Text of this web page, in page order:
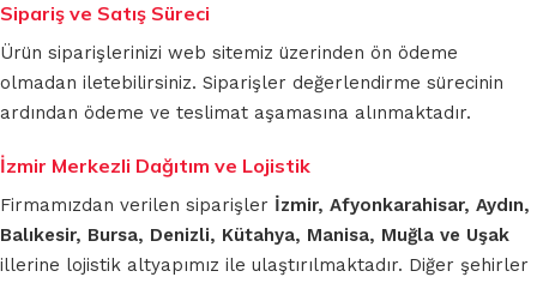
Sipariş ve Satış Süreci
Ürün siparişlerinizi web sitemiz üzerinden ön ödeme
olmadan iletebilirsiniz. Siparişler değerlendirme sürecinin
ardından ödeme ve teslimat aşamasına alınmaktadır.
İzmir Merkezli Dağıtım ve Lojistik
Firmamızdan verilen siparişler İzmir, Afyonkarahisar, Aydın,
Balıkesir, Bursa, Denizli, Kütahya, Manisa, Muğla ve Uşak
illerine lojistik altyapımız ile ulaştırılmaktadır. Diğer şehirler